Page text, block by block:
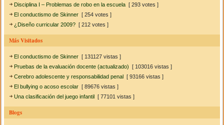
Disciplina I – Problemas de robo en la escuela [ 293 votes ]
El conductismo de Skinner [ 254 votes ]
¿Diseño curricular 2009? [ 212 votes ]
Más Visitados
El conductismo de Skinner [ 131127 vistas ]
Pruebas de la evaluación docente (actualizado) [ 103016 vistas ]
Cerebro adolescente y responsabilidad penal [ 93166 vistas ]
El bullying o acoso escolar [ 89676 vistas ]
Una clasificación del juego infantil [ 77101 vistas ]
Blogs